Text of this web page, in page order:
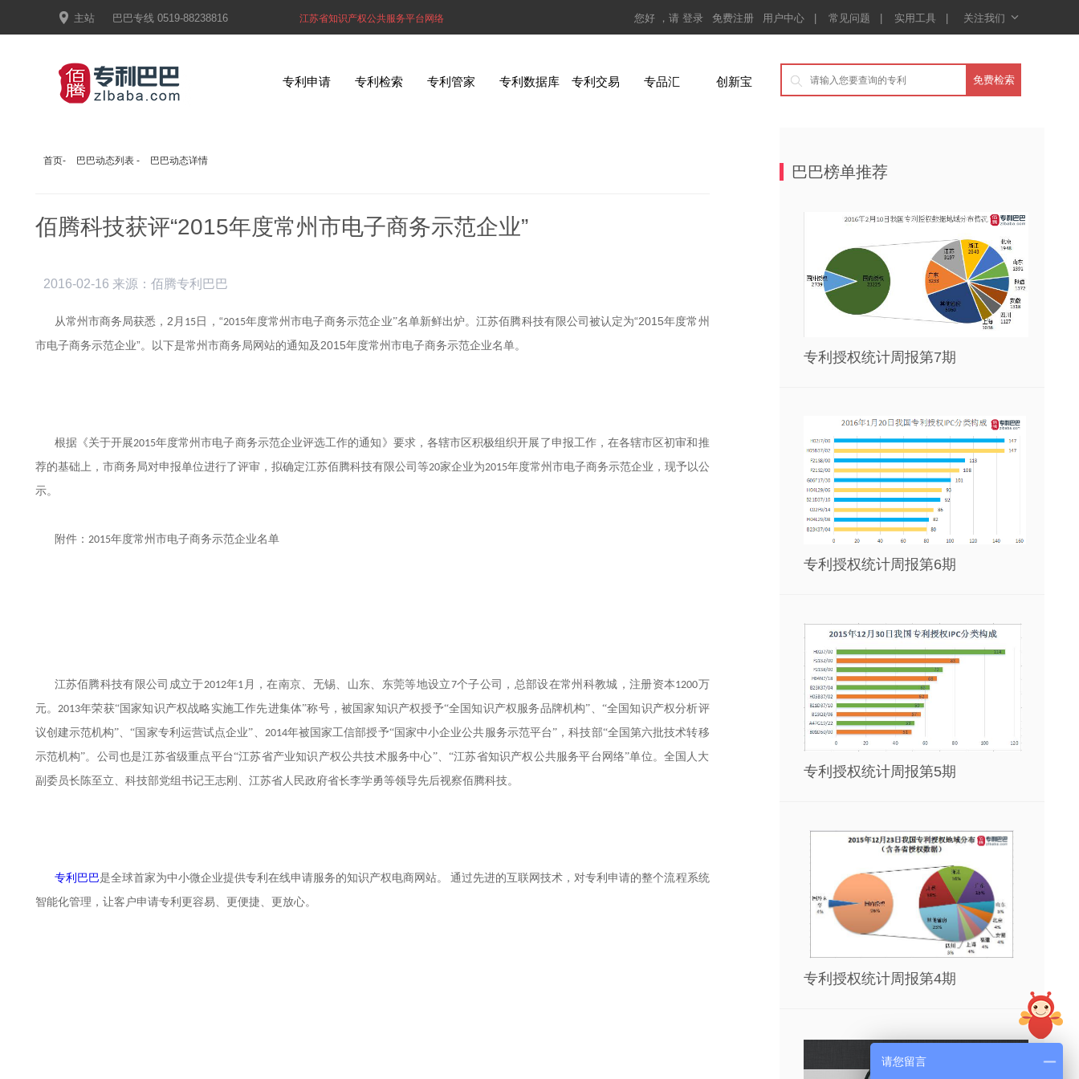
 主站 巴巴专线 0519-88238816 江苏省知识产权公共服务平台网络 您好 ，请 登录 免费注册 用户中心 常见问题 实用工具 关注我们 
专利申请 专利检索 专利管家 专利数据库 专利交易 专品汇 创新宝 
首页- 巴巴动态列表 - 巴巴动态详情
佰腾科技获评“2015年度常州市电子商务示范企业”
2016-02-16 来源：佰腾专利巴巴
从常州市商务局获悉，2 月 15日，“2015年度常州市电子商务示范企业”名单新鲜出炉。江苏佰腾科技有限公司被认定为“2015年度常州
市电子商务示范企业”。以下是常州市商务局网站的通知及2015年度常州市电子商务示范企业名单。
根据《关于开展2015年度常州市电子商务示范企业评选工作的通知》要求，各辖市区积极组织开展了申报工作，在各辖市区初审和推
荐的基础上，市商务局对申报单位进行了评审，拟确定江苏佰腾科技有限公司等20家企业为2015年度常州市电子商务示范企业，现予以公
示。
附件： 2015年度常州市电子商务示范企业名单
江苏佰腾科技有限公司成立于2012年1 月，在南京、无锡、山东、东莞等地设立7个子公司，总部设在常州科教城，注册资本1200万
元。 2013年荣获“国家知识产权战略实施工作先进集体”称号，被国家知识产权授予“全国知识产权服务品牌机构”、“全国知识产权分析评
议创建示范机构”、“国家专利运营试点企业”、 2014年被国家工信部授予“国家中小企业公共服务示范平台”，科技部“全国第六批技术转移
示范机构”。公司也是江苏省级重点平台“江苏省产业知识产权公共技术服务中心”、“江苏省知识产权公共服务平台网络”单位。全国人大
副委员长陈至立、科技部党组书记王志刚、江苏省人民政府省长李学勇等领导先后视察佰腾科技。
专利巴巴是全球首家为中小微企业提供专利在线申请服务的知识产权电商网站。
通过先进的互联网技术，对专利申请的整个流程系统
智能化管理，让客户申请专利更容易、更便捷、更放心。
巴巴榜单推荐
专利授权统计周报第7期
专利授权统计周报第6期
专利授权统计周报第5期
专利授权统计周报第4期
在线
请您留言